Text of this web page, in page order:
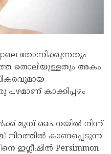
തോന്നിക്കുന്നതും
തൊലിയുള്ളതും അകം
കാക്കിപ്പഴം
മുമ്പ് ചൈനയിൽ നിന്ന്
നിറത്തിൽ കാണപ്പെടുന്ന
ഇഗ്ലീഷിൽ Persimmon